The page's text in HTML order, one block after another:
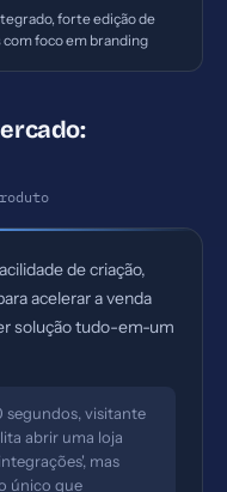
forte edição de
com foco em branding
de criação,
acelerar a venda
solução tudo-em-um
segundos, visitante
abrir uma loja
mas
único que